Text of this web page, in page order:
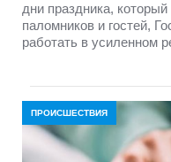
дни праздника,
паломников и гостей,
работать в усиленном
ПРОИСШЕСТВИЯ